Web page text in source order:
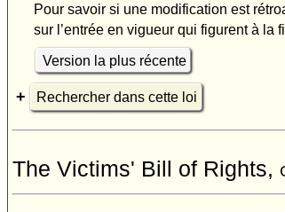
Pour savoir si une modification est
sur l’entrée en vigueur qui figurent à la
Version la plus récente
Rechercher dans cette loi
The Victims' Bill of Rights,